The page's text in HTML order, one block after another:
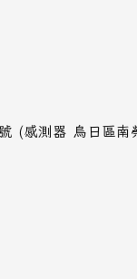
(感測器 烏日區南